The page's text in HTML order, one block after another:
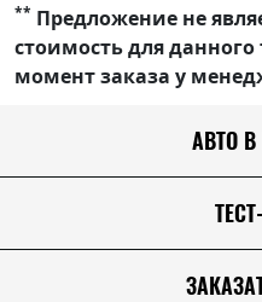
** Предложение не
стоимость для данного
момент заказа у
АВТО